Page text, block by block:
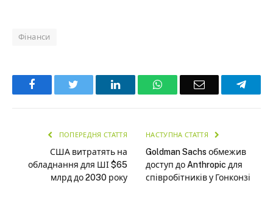
Фінанси
Facebook LinkedInWhatsAppEmail
ПОПЕРЕДНЯ СТАТТЯ
США витратять на
обладнання для ШІ $65
млрд до 2030 року
НАСТУПНА СТАТТЯ
Goldman Sachs обмежив
доступ до Anthropic для
співробітників у Гонконзі